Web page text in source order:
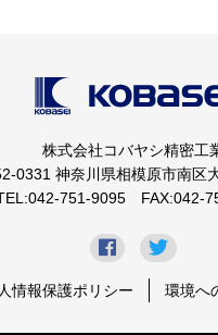
株式会社コバヤシ精密工
0331 神奈川県相模原市南区
751-9095 FAX:042-
情報保護ポリシー 環境へ